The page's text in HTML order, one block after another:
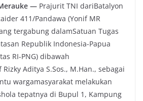
p
y
L
i
n
k
— Prajurit TNI dariBatalyon
411/Pandawa (Yonif MR
tergabung dalamSatuan Tugas
Republik Indonesia-Papua
RI-PNG) dibawah
Aditya S.Sos., M.Han., sebagai
wargamasyarakat melakukan
tepatnya di Bupul 1, Kampung